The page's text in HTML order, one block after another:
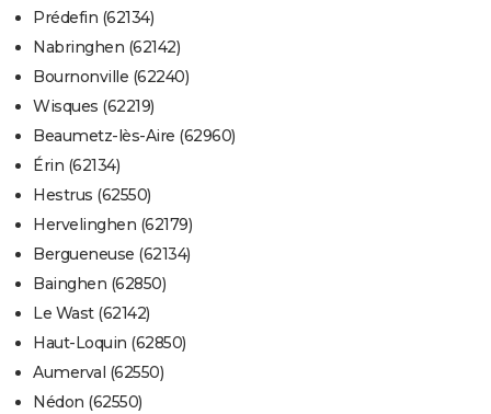
Prédefin (62134)
Nabringhen (62142)
Bournonville (62240)
Wisques (62219)
Beaumetz-lès-Aire (62960)
Érin (62134)
Hestrus (62550)
Hervelinghen (62179)
Bergueneuse (62134)
Bainghen (62850)
Le Wast (62142)
Haut-Loquin (62850)
Aumerval (62550)
Nédon (62550)